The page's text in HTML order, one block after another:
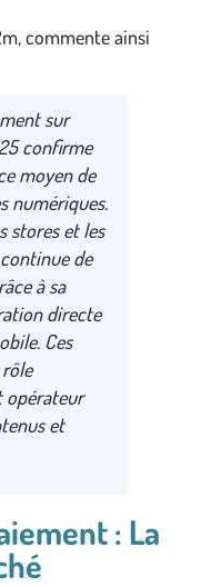
commente ainsi
sur
confirme
moyen de
numériques.
stores et les
de
à sa
directe
Ces
opérateur
et
: La